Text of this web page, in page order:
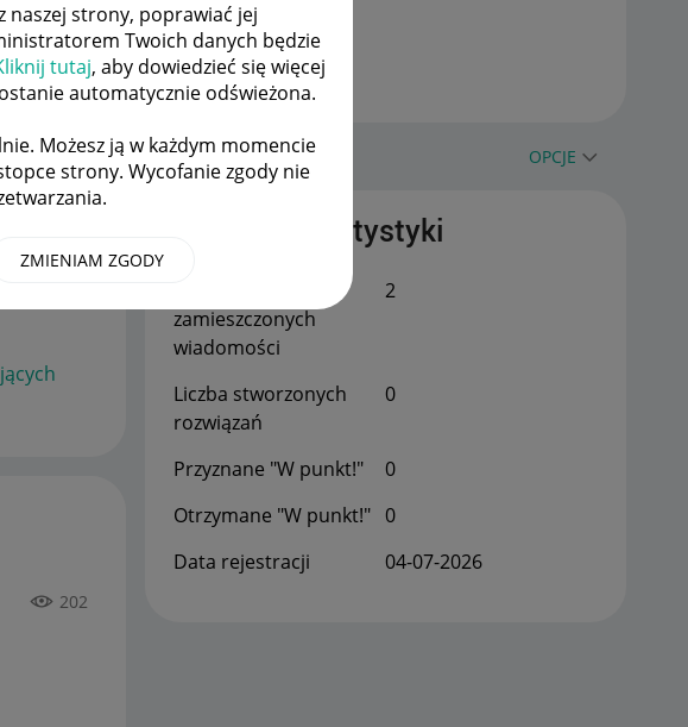
naszej strony, poprawiać jej
Twoich danych będzie
tutaj, aby dowiedzieć się więcej
automatycznie odświeżona.
Możesz ją w każdym momencie
strony. Wycofanie zgody nie
ZMIENIAM ZGODY
OPCJE
202
Publiczne statystyki
zamieszczonych
wiadomości
2
Liczba stworzonych
rozwiązań
0
Przyznane "W punkt!"
0
Otrzymane "W punkt!" 0
Data rejestracji
‎04-07-2026